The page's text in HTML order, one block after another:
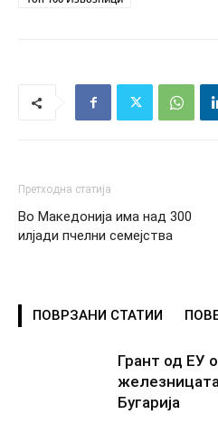
Претходна статија
Во Македонија има над 300
илјади пчелни семејства
ПОВРЗАНИ СТАТИИ
Грант од ЕУ
Бугарија